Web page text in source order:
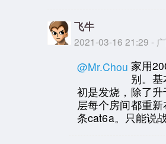
飞牛
2021-03-16 21:29 -
@Mr.Chou 家用
别。
初是发烧，除了
层每个房间都重
条cat6a。只能说